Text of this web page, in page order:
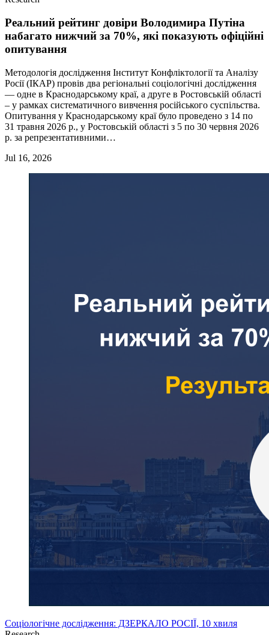
Реальний рейтинг довіри Володимира Путіна
набагато нижчий за 70%, які показують офіційні
опитування
Методологія дослідження Інститут Конфліктології та Аналізу
Росії (ІКАР) провів два регіональні соціологічні дослідження
— одне в Краснодарському краї, а друге в Ростовській області
– у рамках систематичного вивчення російського суспільства.
Опитування у Краснодарському краї було проведено з 14 по
31 травня 2026 р., у Ростовській області з 5 по 30 червня 2026
р. за репрезентативними…
Jul 16, 2026
Соціологічне дослідження: ДЗЕРКАЛО РОСІЇ, 10 хвиля